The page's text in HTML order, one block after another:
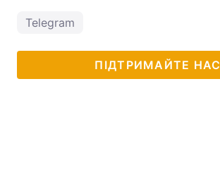
Telegram
ПІДТРИМАЙТЕ НАС